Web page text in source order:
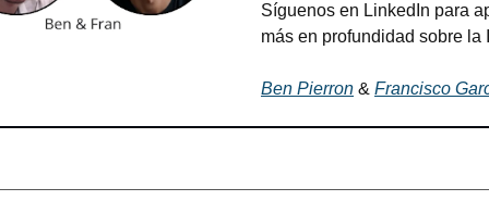
Síguenos en LinkedIn para
más en profundidad sobre la
Ben Pierron & Francisco